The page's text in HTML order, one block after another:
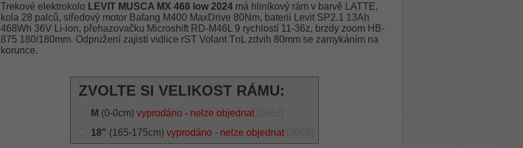
Trekové elektrokolo LEVIT MUSCA MX 468 low 2024má hliníkový rám v barvě LATTE,
kola 28 palců, středový motor Bafang M400 MaxDrive 80Nm, baterii Levit SP2.1 13Ah
468Wh 36V Li-ion, přehazovačku Microshift RD-M46L 9 rychlostí 11-36z, brzdy zoom HB-
875 180/180mm. Odpružení zajistí vidlice rST Volant TnL zdvih 80mm se zamykáním na
korunce.
ZVOLTE SI VELIKOST RÁMU:
M (0-0cm) vyprodáno - nelze objednat
18" (165-175cm) vyprodáno - nelze objednat